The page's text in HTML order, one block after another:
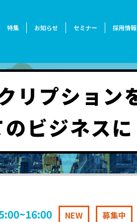
特集 お知らせ セミナー 採用情報
リプション
のビジネスに
NEW 募集中